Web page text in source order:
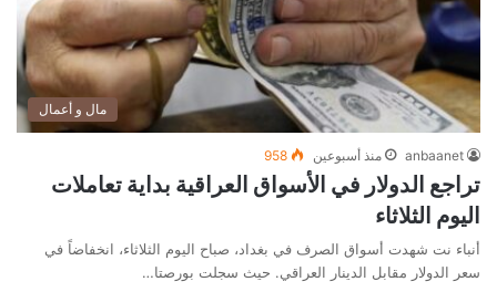
مال و أعمال
anbaanet منذ أسبوعين 958
تراجع الدولار في الأسواق العراقية بداية تعاملات
اليوم الثلاثاء
أنباء نت شهدت أسواق الصرف في بغداد، صباح اليوم الثلاثاء، انخفاضاً في
سعر الدولار مقابل الدينار العراقي. حيث سجلت بورصتا…